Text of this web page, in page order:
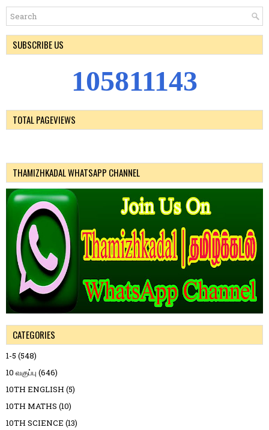
SUBSCRIBE US
105811143
TOTAL PAGEVIEWS
THAMIZHKADAL WHATSAPP CHANNEL
CATEGORIES
1-5 (548)
10 வகுப்பு (646)
10TH ENGLISH (5)
10TH MATHS (10)
10TH SCIENCE (13)